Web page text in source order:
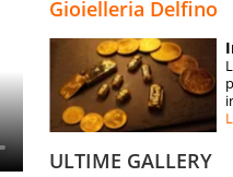
Gioielleria Delfino
ULTIME GALLERY